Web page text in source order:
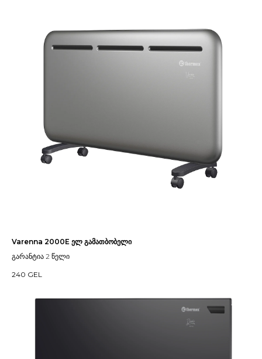
Varenna 2000E ელ გამათბობელი
გარანტია 2 წელი
240 GEL